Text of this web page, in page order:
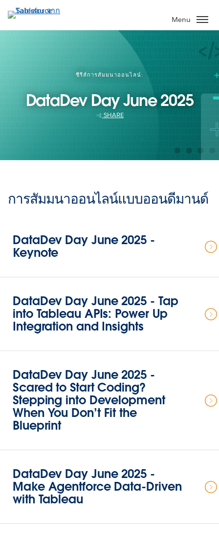
ไป
ที่
Menu
ซีรีส์การสัมมนาออนไลน์:
DataDev Day June 2025
SHARE
การสัมมนาออนไลน์แบบออนดีมานด์
DataDev Day June 2025 -
Keynote
DataDev Day June 2025 - Tap
into Tableau APIs: Power Up
Integration and Insights
DataDev Day June 2025 -
Scared to Start Coding?
Stepping into Development
When You Don’t Fit the
Blueprint
DataDev Day June 2025 -
Make Agentforce Data-Driven
with Tableau